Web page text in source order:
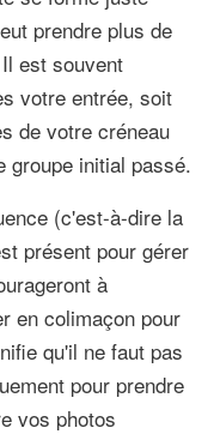
prendre plus de
est souvent
votre entrée, soit
de votre créneau
groupe initial passé.
(c'est-à-dire la
présent pour gérer
à
en colimaçon pour
qu'il ne faut pas
pour prendre
vos photos